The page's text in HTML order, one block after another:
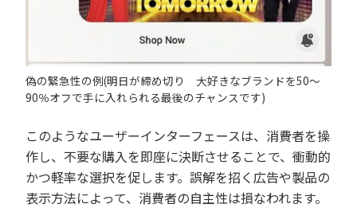
偽の緊急性の例(明日が締め切り 大好きなブランドを50～
90％オフで手に入れられる最後のチャンスです)
このようなユーザーインターフェースは、消費者を操
作し、不要な購入を即座に決断させることで、衝動的
かつ軽率な選択を促します。誤解を招く広告や製品の
表示方法によって、消費者の自主性は損なわれます。